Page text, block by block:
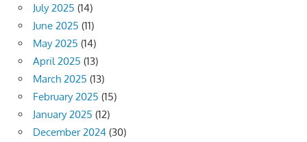
July 2025 (14)
June 2025 (11)
May 2025 (14)
April 2025 (13)
March 2025 (13)
February 2025 (15)
January 2025 (12)
December 2024 (30)